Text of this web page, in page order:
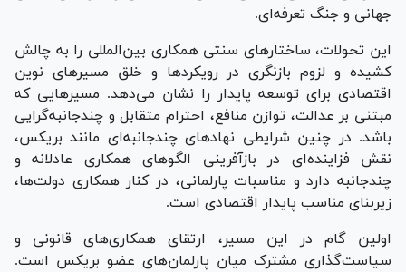
جهانی و جنگ تعرفه‌ای.
این تحولات، ساختار‌های سنتی همکاری بین‌المللی را به چالش
کشیده و لزوم بازنگری در رویکرد‌ها و خلق مسیر‌های نوین
اقتصادی برای توسعه پایدار را نشان می‌دهد. مسیر‌هایی که
مبتنی بر عدالت، توازن منافع، احترام متقابل و چندجانبه‌گرایی
باشد. در چنین شرایطی نهاد‌های چندجانبه‌ای مانند بریکس،
نقش فزاینده‌ای در بازآفرینی الگو‌های همکاری عادلانه و
چندجانبه دارد و مناسبات پارلمانی، در کنار همکاری دولت‌ها،
زیربنای مناسب پایدار اقتصادی است.
اولین گام در این مسیر، ارتقای همکاری‌های قانونی و
سیاست‌گذاری مشترک میان پارلمان‌های عضو بریکس است.